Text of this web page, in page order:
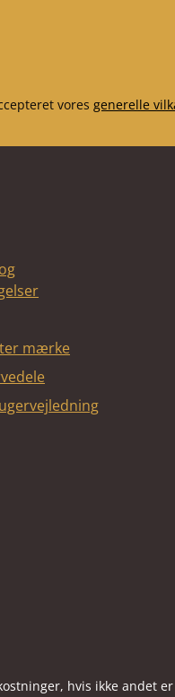
vores generelle
mærke
hvis ikke andet